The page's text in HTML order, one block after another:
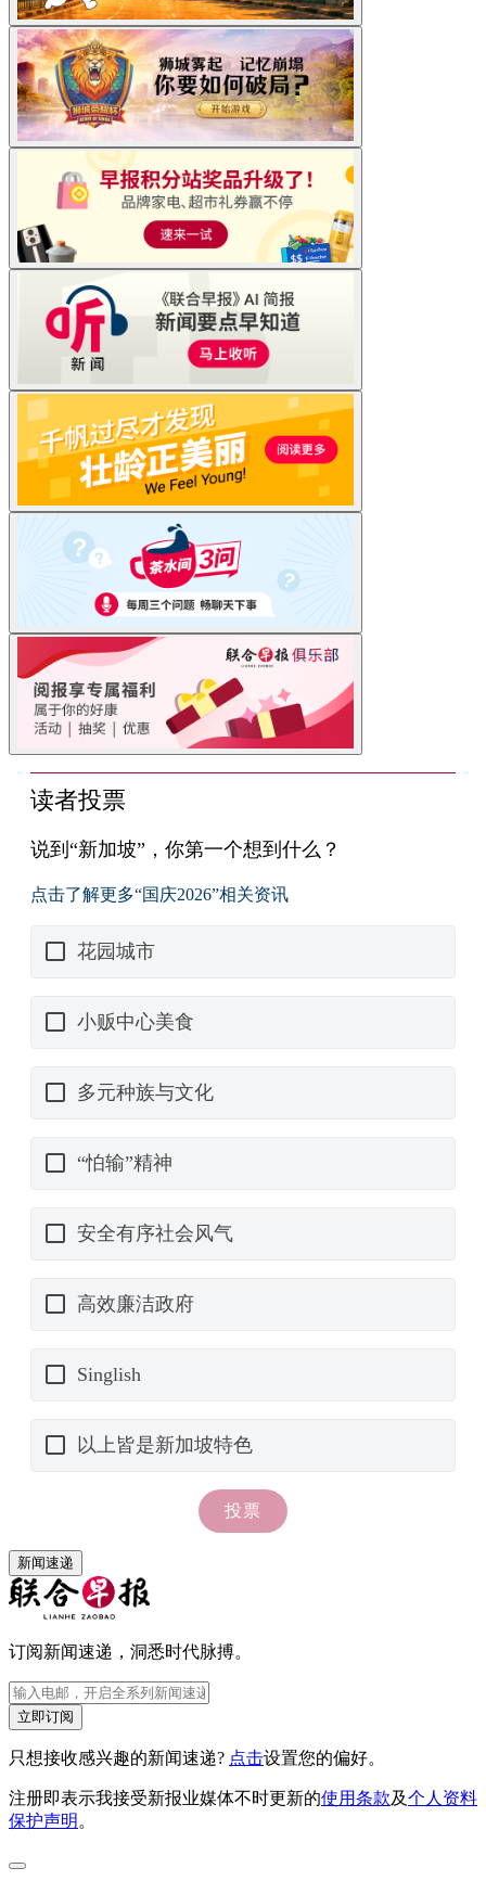
新闻速递
订阅新闻速递，洞悉时代脉搏。
立即订阅
只想接收感兴趣的新闻速递? 点击设置您的偏好。
注册即表示我接受新报业媒体不时更新的使用条款及个人资料
保护声明 。